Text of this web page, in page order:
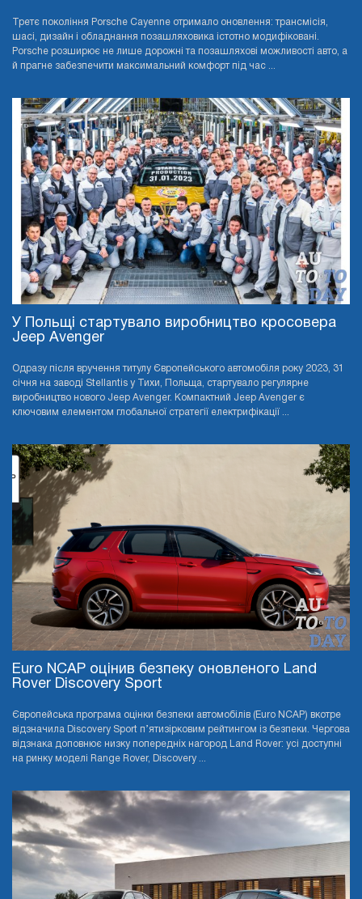
Третє покоління Porsche Cayenne отримало оновлення: трансмісія,
шасі, дизайн і обладнання позашляховика істотно модифіковані.
Porsche розширює не лише дорожні та позашляхові можливості авто, а
й прагне забезпечити максимальний комфорт під час ...
У Польщі стартувало виробництво кросовера
Jeep Avenger
Одразу після вручення титулу Європейського автомобіля року 2023, 31
січня на заводі Stellantis у Тихи, Польща, стартувало регулярне
виробництво нового Jeep Avenger. Компактний Jeep Avenger є
ключовим елементом глобальної стратегії електрифікації ...
Euro NCAP оцінив безпеку оновленого Land
Rover Discovery Sport
Європейська програма оцінки безпеки автомобілів (Euro NCAP) вкотре
відзначила Discovery Sport п’ятизірковим рейтингом із безпеки. Чергова
відзнака доповнює низку попередніх нагород Land Rover: усі доступні
на ринку моделі Range Rover, Discovery ...